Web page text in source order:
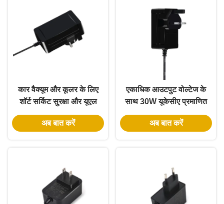
कार वैक्यूम और कूलर के लिए
शॉर्ट सर्किट सुरक्षा और यूएल
प्रमाणन के साथ 12V 3A वॉल
पावर एडाप्टर
अब बात करें
एकाधिक आउटपुट वोल्टेज के
साथ 30W यूकेसीए प्रमाणित
एकल चरण दीवार पावर एडाप्टर
अब बात करें